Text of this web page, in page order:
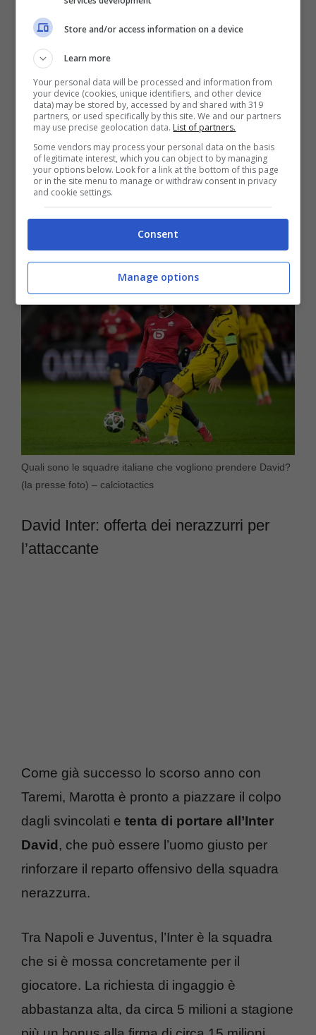
prossima destinazione del giocatore che sta
valutando la situazione migliore per la sua
carriera.
La Serie A è una tentazione per David, con
diverse squadre che si sono inserite alla lista
delle pretendenti per il giocatore. In particolar
modo – secondo quanto rivelato da
calciomercato.com –
presentato un’offerta ufficiale per
ingaggiare l’attaccante.
Quali sono le squadre italiane che vogliono prendere David?
(la presse foto) – calciotactics
David Inter: offerta dei nerazzurri per
l’attaccante
Come già successo lo scorso anno con
Taremi, Marotta è pronto a piazzare il colpo
dagli svincolati e tenta di portare all’Inter
David , che può essere l’uomo giusto per
rinforzare il reparto offensivo della squadra
nerazzurra.
Tra Napoli e Juventus, l’Inter è la squadra
che si è mossa concretamente per il
giocatore. La richiesta di ingaggio è
abbastanza alta, da circa 5 milioni a stagione
Store and/or access information on a device
Learn more
Your personal data will be processed and information from
your device (cookies, unique identifiers, and other device
data) may be stored by, accessed by and shared with 319
partners, or used specifically by this site. We and our partners
may use precise geolocation data. List of partners.
Some vendors may process your personal data on the basis
of legitimate interest, which you can object to by managing
your options below. Look for a link at the bottom of this page
or in the site menu to manage or withdraw consent in privacy
and cookie settings.
Consent
Manage options